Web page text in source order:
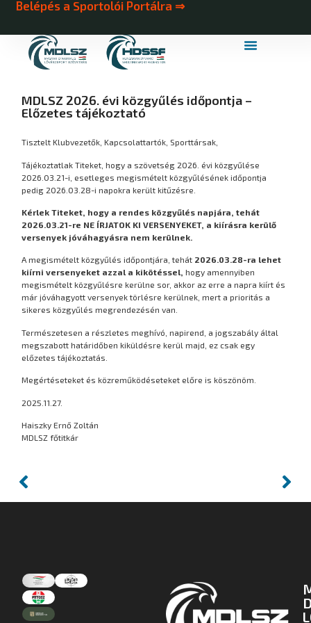
Belépés a Sportolói Portálra ⇒
MDLSZ 2026. évi közgyűlés időpontja –
Előzetes tájékoztató
Tisztelt Klubvezetők, Kapcsolattartók, Sporttársak,
Tájékoztatlak Titeket, hogy a szövetség 2026. évi közgyűlése
2026.03.21-i, esetleges megismételt közgyűlésének időpontja
pedig 2026.03.28-i napokra került kitűzésre.
Kérlek Titeket, hogy a rendes közgyűlés napjára, tehát
2026.03.21-re NE ÍRJATOK KI VERSENYEKET, a kiírásra kerülő
versenyek jóváhagyásra nem kerülnek.
A megismételt közgyűlés időpontjára, tehát 2026.03.28-ra lehet
kiírni versenyeket azzal a kikötéssel,hogy amennyiben
megismételt közgyűlésre kerülne sor, akkor az erre a napra kiírt és
már jóváhagyott versenyek törlésre kerülnek, mert a prioritás a
sikeres közgyűlés megrendezésén van.
Természetesen a részletes meghívó, napirend, a jogszabály által
megszabott határidőben kiküldésre kerül majd, ez csak egy
előzetes tájékoztatás.
Megértéseteket és közreműködéseteket előre is köszönöm.
2025.11.27.
Haiszky Ernő Zoltán
MDLSZ főtitkár